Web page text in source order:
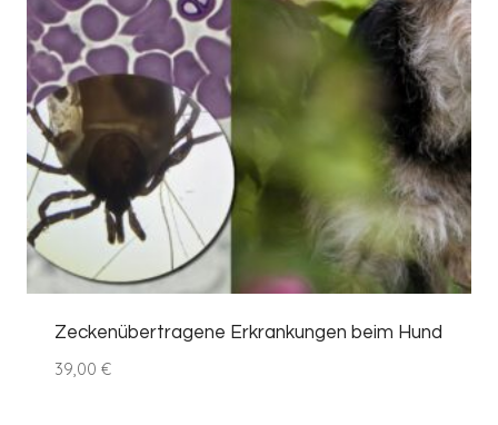
Zeckenübertragene Erkrankungen beim Hund
39,00 €